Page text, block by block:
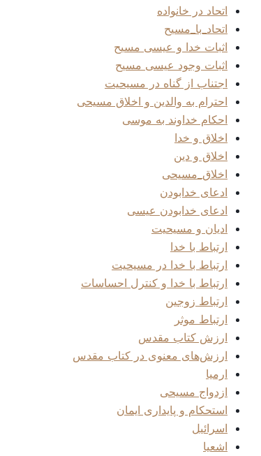
اتحاد در خانواده
اتحاد_با_مسیح
اثبات خدا و عیسی مسیح
اثبات وجود عیسی مسیح
اجتناب از گناه در مسیحیت
احترام به والدین و اخلاق مسیحی
احکام خداوند به موسی
اخلاق و خدا
اخلاق و دین
اخلاق_مسیحی
ادعای خدابودن
ادعای خدابودن عیسی
ادیان و مسیحیت
ارتباط با خدا
ارتباط با خدا در مسیحیت
ارتباط با خدا و کنترل احساسات
ارتباط زوجین
ارتباط موثر
ارزش کتاب مقدس
ارزش‌های معنوی در کتاب مقدس
ارمیا
ازدواج مسیحی
استحکام و پایداری ایمان
اسرائیل
اشعیا